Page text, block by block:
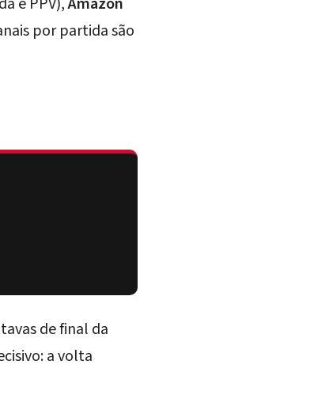
por partida são
de final da
a volta